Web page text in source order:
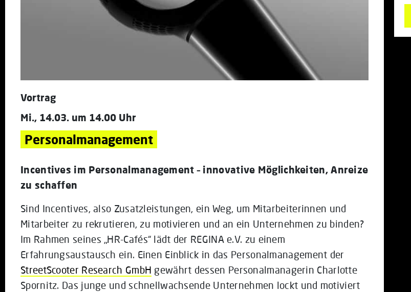
Vortrag
Mi., 14.03. um 14.00 Uhr
Personalmanagement
Incentives im Personalmanagement – innovative Möglichkeiten, Anreize
zu schaffen
Sind Incentives, also Zusatzleistungen, ein Weg, um Mitarbeiterinnen und
Mitarbeiter zu rekrutieren, zu motivieren und an ein Unternehmen zu binden?
Im Rahmen seines „HR-Cafés“ lädt der REGINA e.V. zu einem
Erfahrungsaustausch ein. Einen Einblick in das Personalmanagement der
StreetScooter Research GmbH gewährt dessen Personalmanagerin Charlotte
Spornitz. Das junge und schnellwachsende Unternehmen lockt und motiviert